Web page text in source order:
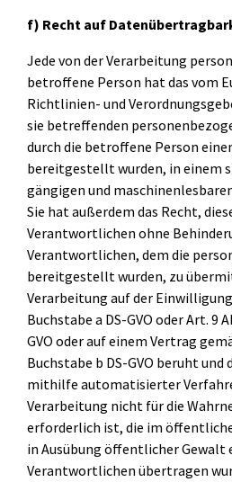
f) Recht auf
Jede von der Verarbeitung
betroffene Person hat das vom
Richtlinien- und
sie betreffenden
durch die betroffene Person
bereitgestellt wurden, in einem
gängigen und
Sie hat außerdem das Recht,
Verantwortlichen ohne
Verantwortlichen, dem die
bereitgestellt wurden, zu
Verarbeitung auf der
Buchstabe a DS-GVO oder Art. 9
GVO oder auf einem Vertrag
Buchstabe b DS-GVO beruht und
mithilfe automatisierter
Verarbeitung nicht für die
erforderlich ist, die im
in Ausübung öffentlicher Gewalt
Verantwortlichen übertragen